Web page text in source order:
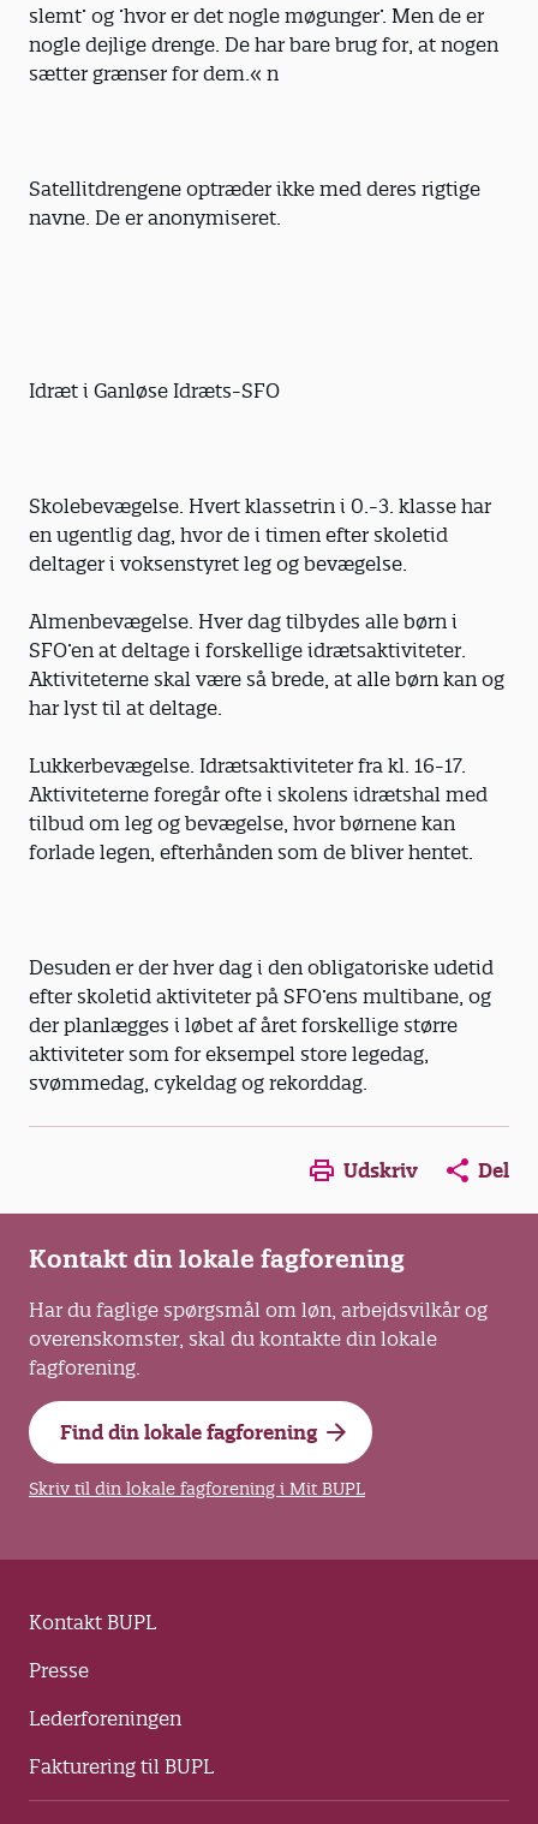
slemt’ og ’hvor er det nogle møgunger’. Men de er
nogle dejlige drenge. De har bare brug for, at nogen
sætter grænser for dem.« n
Satellitdrengene optræder ikke med deres rigtige
navne. De er anonymiseret.
Idræt i Ganløse Idræts-SFO
Skolebevægelse. Hvert klassetrin i 0.-3. klasse har
en ugentlig dag, hvor de i timen efter skoletid
deltager i voksenstyret leg og bevægelse.
Almenbevægelse. Hver dag tilbydes alle børn i
SFO’en at deltage i forskellige idræts­aktiviteter.
Aktiviteterne skal være så brede, at alle børn kan og
har lyst til at deltage.
Lukkerbevægelse. Idrætsaktiviteter fra kl. 16-17.
Aktiviteterne foregår ofte i skolens idrætshal med
tilbud om leg og bevægelse, hvor børnene kan
forlade legen, efterhånden som de bliver hentet.
Desuden er der hver dag i den obligatoriske udetid
efter skoletid aktiviteter på SFO’ens multibane, og
der planlægges i løbet af året forskellige større
aktiviteter som for eksempel store legedag,
svømmedag, cykeldag og rekorddag.
Opens in a new window
Opens in a new
Opens in
Udskriv Del
Kontakt din lokale fagforening
Har du faglige spørgsmål om løn, arbejdsvilkår og
overenskomster, skal du kontakte din lokale
fagforening.
Find din lokale fagforening
Skriv til din lokale fagforening i Mit BUPL
Kontakt BUPL
Presse
Lederforeningen
Fakturering til BUPL